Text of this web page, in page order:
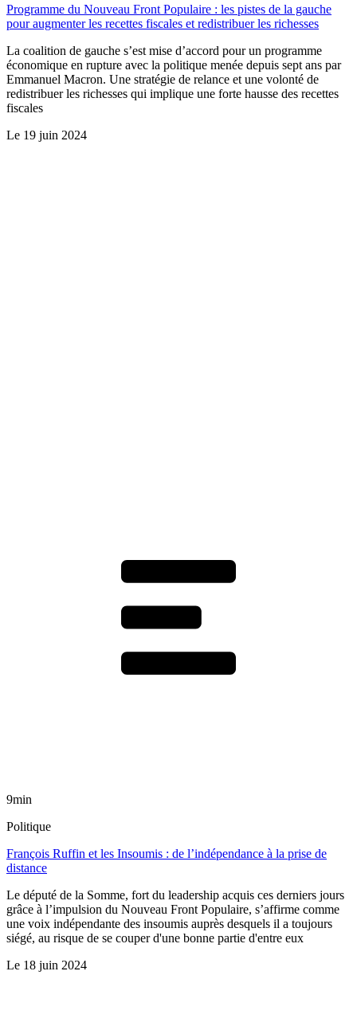
Programme du Nouveau Front Populaire : les pistes de la gauche
pour augmenter les recettes fiscales et redistribuer les richesses
La coalition de gauche s’est mise d’accord pour un programme
économique en rupture avec la politique menée depuis sept ans par
Emmanuel Macron. Une stratégie de relance et une volonté de
redistribuer les richesses qui implique une forte hausse des recettes
fiscales
Le 19 juin 2024
9min
Politique
François Ruffin et les Insoumis : de l’indépendance à la prise de
distance
Le député de la Somme, fort du leadership acquis ces derniers jours
grâce à l’impulsion du Nouveau Front Populaire, s’affirme comme
une voix indépendante des insoumis auprès desquels il a toujours
siégé, au risque de se couper d'une bonne partie d'entre eux
Le 18 juin 2024